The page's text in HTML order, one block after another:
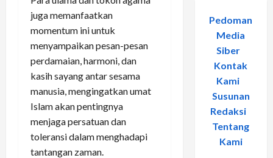
juga memanfaatkan
momentum ini untuk
menyampaikan pesan-pesan
perdamaian, harmoni, dan
kasih sayang antar sesama
manusia, mengingatkan umat
Islam akan pentingnya
menjaga persatuan dan
toleransi dalam menghadapi
tantangan zaman.
Pedoman
Media
Siber-
Kontak
Kami
Susunan
Redaksi-
Tentang
Kami